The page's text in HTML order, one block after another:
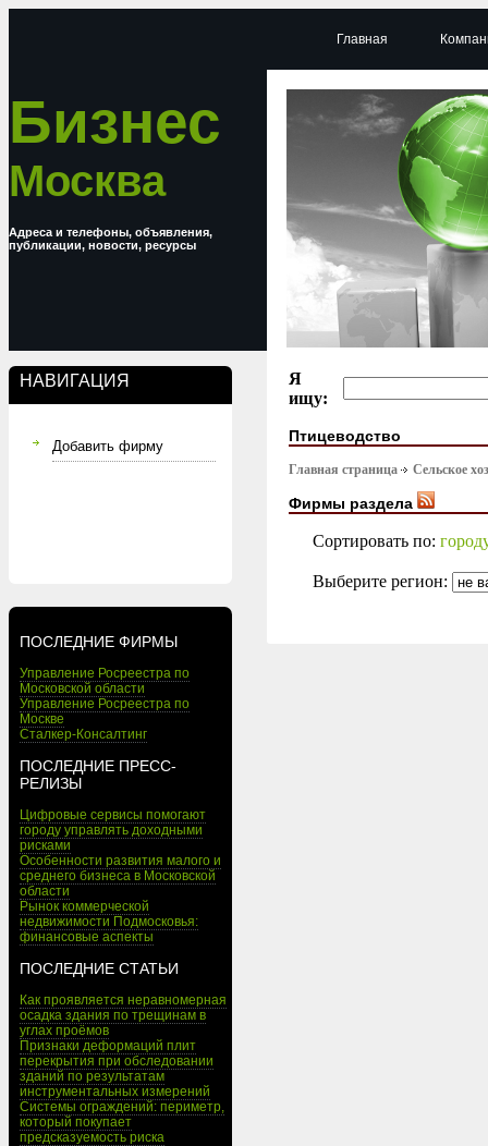
Бизнес
Москва
Адреса и телефоны, объявления,
публикации, новости, ресурсы
НАВИГАЦИЯ
Добавить фирму
ПОСЛЕДНИЕ ФИРМЫ
Управление Росреестра по
Московской области
Управление Росреестра по
Москве
Сталкер-Консалтинг
ПОСЛЕДНИЕ ПРЕСС-
РЕЛИЗЫ
Цифровые сервисы помогают
городу управлять доходными
рисками
Особенности развития малого и
среднего бизнеса в Московской
области
Рынок коммерческой
недвижимости Подмосковья:
финансовые аспекты
ПОСЛЕДНИЕ СТАТЬИ
Как проявляется неравномерная
осадка здания по трещинам в
углах проёмов
Признаки деформаций плит
перекрытия при обследовании
зданий по результатам
инструментальных измерений
Системы ограждений: периметр,
который покупает
предсказуемость риска
Главная
Я
ищу:
Птицеводство
Главная страница Сельское
Фирмы раздела
Сортировать по:
Выберите регион: